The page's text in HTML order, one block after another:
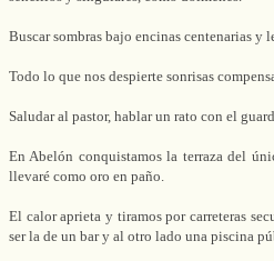
Buscar sombras bajo encinas centenarias y
Todo lo que nos despierte sonrisas
Saludar al pastor, hablar un rato con el
En Abelón conquistamos la terraza del
llevaré como oro en paño.
El calor aprieta y tiramos por carreteras
ser la de un bar y al otro lado una piscina